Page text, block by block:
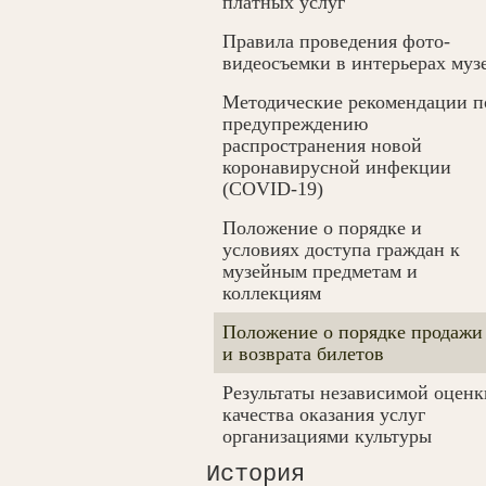
Правила проведения фото-
видеосъемки в интерьерах
Методические рекомендации
предупреждению
распространения новой
коронавирусной инфекции
(COVID-19)
Положение о порядке и
условиях доступа граждан к
музейным предметам и
коллекциям
Положение о порядке продажи
и возврата билетов
Результаты независимой
качества оказания услуг
организациями культуры
История